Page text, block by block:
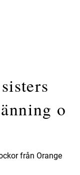
o
från Orange